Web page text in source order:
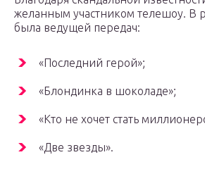
желанным участником телешоу. В
была ведущей передач:
«Последний герой»;
«Блондинка в шоколаде»;
«Кто не хочет стать
«Две звезды».